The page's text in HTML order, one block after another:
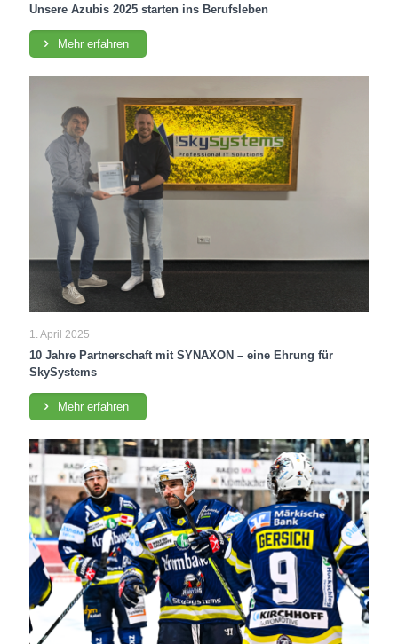
Unsere Azubis 2025 starten ins Berufsleben
Mehr erfahren
1. April 2025
10 Jahre Partnerschaft mit SYNAXON – eine Ehrung für
SkySystems
Mehr erfahren